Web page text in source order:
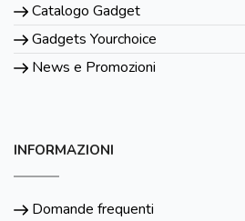
Catalogo Gadget
Gadgets Yourchoice
News e Promozioni
INFORMAZIONI
Domande frequenti